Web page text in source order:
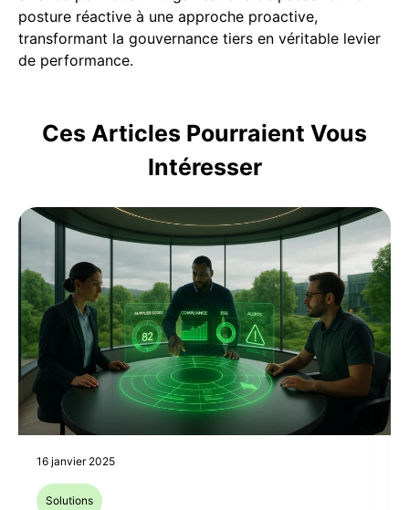
posture réactive à une approche proactive,
transformant la gouvernance tiers en véritable levier
de performance.
Ces Articles Pourraient Vous
Intéresser
16 janvier 2025
Solutions